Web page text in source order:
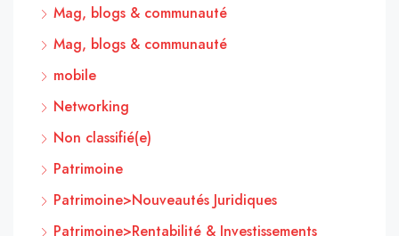
Mag, blogs & communauté
Mag, blogs & communauté
mobile
Networking
Non classifié(e)
Patrimoine
Patrimoine>Nouveautés Juridiques
Patrimoine>Rentabilité & Investissements